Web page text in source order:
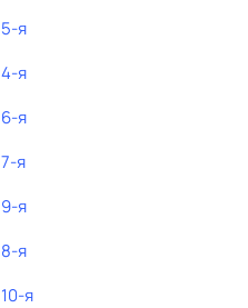
я
я
я
я
я
я
я